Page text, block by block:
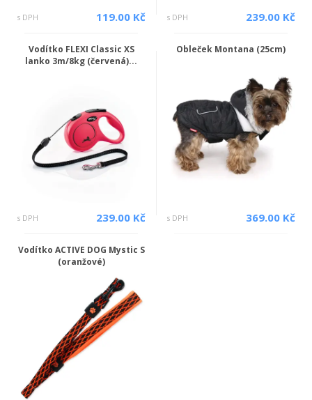
s DPH 119.00 Kč s DPH 239.00 Kč
Vodítko FLEXI Classic XS
lanko 3m/8kg (červená)...
s DPH 239.00 Kč
Obleček Montana (25cm)
s DPH 369.00 Kč
Vodítko ACTIVE DOG Mystic S
(oranžové)